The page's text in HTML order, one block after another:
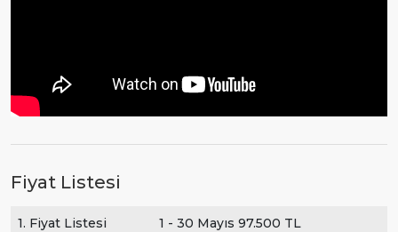
Fiyat Listesi
1. Fiyat Listesi 1 - 30 Mayıs 97.500 TL